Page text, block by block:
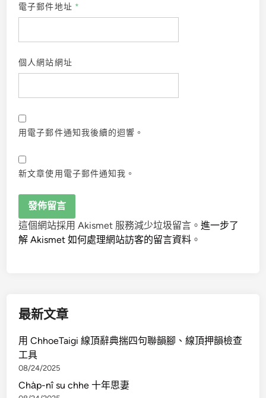
電子郵件地址 *
個人網站網址
用電子郵件通知我後續的迴響。
新文章使用電子郵件通知我。
這個網站採用 Akismet 服務減少垃圾留言。進一步了
解 Akismet 如何處理網站訪客的留言資料 。
最新文章
用 ChhoeTaigi 線頂辭典揣四句聯韻腳、線頂押韻檢查
工具
08/24/2025
Cha̍p-nî su chhe 十年思妻